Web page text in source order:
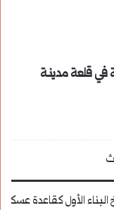
في قلعة مدينـة
البناء الأول كقاعدة